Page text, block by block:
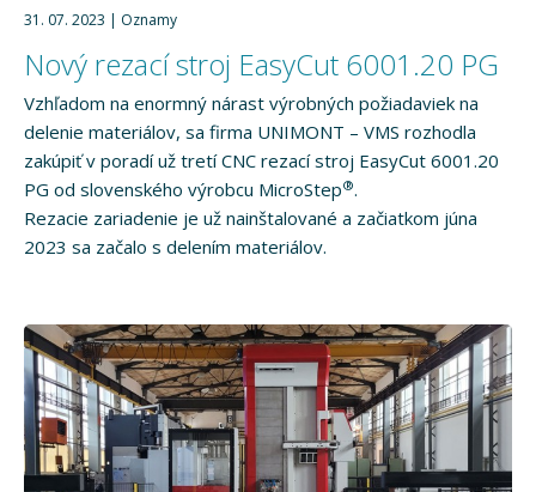
31. 07. 2023 Oznamy
Nový rezací stroj EasyCut 6001.20 PG
Vzhľadom na enormný nárast výrobných požiadaviek na
delenie materiálov, sa firma UNIMONT – VMS rozhodla
zakúpiť v poradí už tretí CNC rezací stroj EasyCut 6001.20
PG od slovenského výrobcu MicroStep®.
Rezacie zariadenie je už nainštalované a začiatkom júna
2023 sa začalo s delením materiálov.